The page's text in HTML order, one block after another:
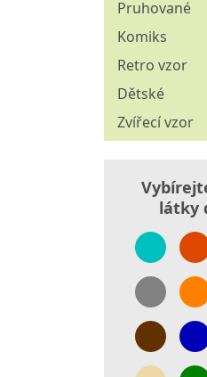
Pruhované
Komiks
Retro vzor
Dětské
Zvířecí vzor
látky